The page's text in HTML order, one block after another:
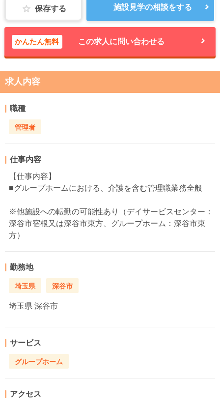
保存する 施設見学の相談をする
かんたん無料 この求人に問い合わせる
求人内容
職種
管理者
仕事内容
【仕事内容】
■グループホームにおける、介護を含む管理職業務全般
※他施設への転勤の可能性あり（デイサービスセンター：
深谷市宿根又は深谷市東方、グループホーム：深谷市東
方）
勤務地
埼玉県 深谷市
埼玉県 深谷市
サービス
グループホーム
アクセス